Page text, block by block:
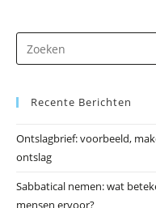
Recente Berichten
Ontslagbrief: voorbeeld,
ontslag
Sabbatical nemen: wat
mensen ervoor?